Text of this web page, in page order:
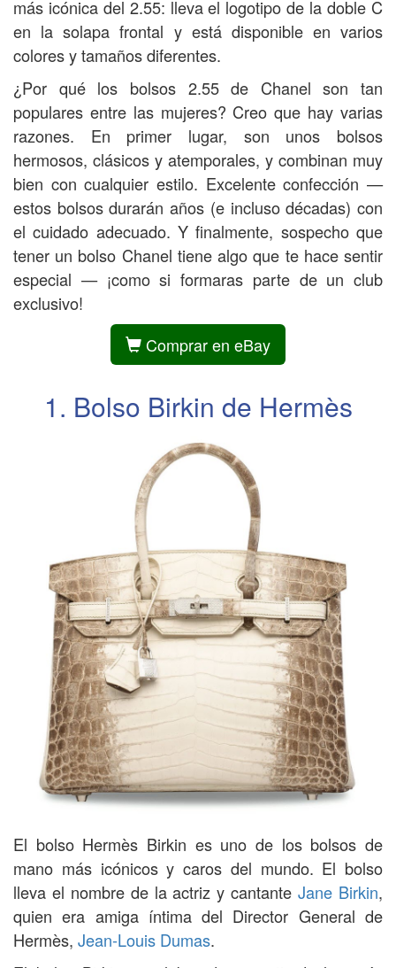
más icónica del 2.55: lleva el logotipo de la doble C
en la solapa frontal y está disponible en varios
colores y tamaños diferentes.
¿Por qué los bolsos 2.55 de Chanel son tan
populares entre las mujeres? Creo que hay varias
razones. En primer lugar, son unos bolsos
hermosos, clásicos y atemporales, y combinan muy
bien con cualquier estilo. Excelente confección —
estos bolsos durarán años (e incluso décadas) con
el cuidado adecuado. Y finalmente, sospecho que
tener un bolso Chanel tiene algo que te hace sentir
especial — ¡como si formaras parte de un club
exclusivo!
Comprar en eBay
1. Bolso Birkin de Hermès
El bolso Hermès Birkin es uno de los bolsos de
mano más icónicos y caros del mundo. El bolso
lleva el nombre de la actriz y cantanteJane Birkin,
quien era amiga íntima del Director General de
Hermès, Jean-Louis Dumas.